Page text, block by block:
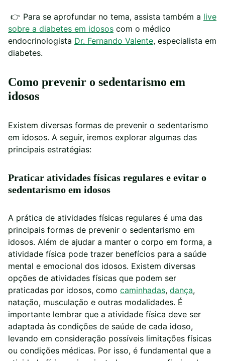
👉 Para se aprofundar no tema, assista também a live
sobre a diabetes em idosos com o médico
endocrinologista Dr. Fernando Valente, especialista em
diabetes.
Como prevenir o sedentarismo em
idosos
Existem diversas formas de prevenir o sedentarismo
em idosos. A seguir, iremos explorar algumas das
principais estratégias:
Praticar atividades físicas regulares e evitar o
sedentarismo em idosos
A prática de atividades físicas regulares é uma das
principais formas de prevenir o sedentarismo em
idosos. Além de ajudar a manter o corpo em forma, a
atividade física pode trazer benefícios para a saúde
mental e emocional dos idosos. Existem diversas
opções de atividades físicas que podem ser
praticadas por idosos, como caminhadas, dança,
natação, musculação e outras modalidades. É
importante lembrar que a atividade física deve ser
adaptada às condições de saúde de cada idoso,
levando em consideração possíveis limitações físicas
ou condições médicas. Por isso, é fundamental que a